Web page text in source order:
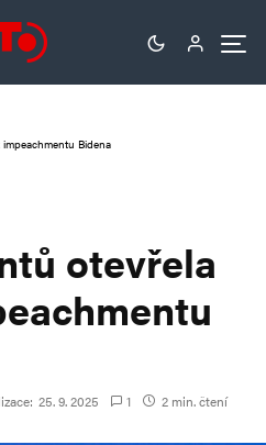
Bidena
otevřela
25. 9. 2025 1 2 min. čtení